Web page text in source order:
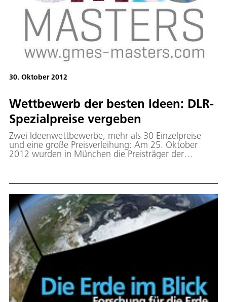
30. Oktober 2012
Wettbewerb der besten Ideen: DLR-
Spezialpreise vergeben
Zwei Ideenwettbewerbe, mehr als 30 Einzelpreise
und eine große Preisverleihung: Am 25. Oktober
2012 wurden in München die Preisträger der
für Luft- und Raumfahrt (DLR) beteiligte sich, wie in
beiden Wettbewerben.